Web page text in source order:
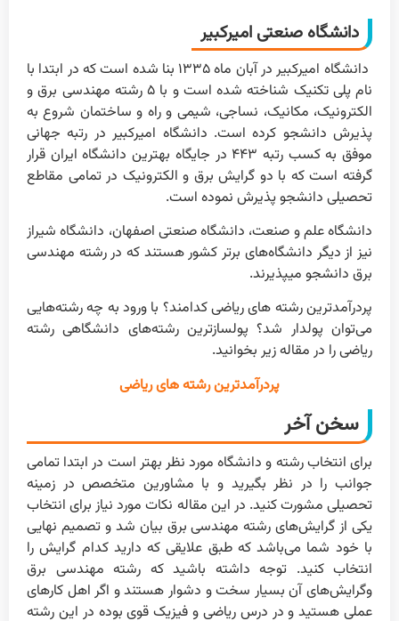
دانشگاه صنعتی امیرکبیر
دانشگاه امیرکبیر در آبان ماه ۱۳۳۵ بنا شده است که در ابتدا با
نام پلی تکنیک شناخته شده است و با ۵ رشته مهندسی برق و
الکترونیک، مکانیک، نساجی، شیمی و راه و ساختمان شروع به
پذیرش دانشجو کرده است. دانشگاه امیرکبیر در رتبه جهانی
موفق به کسب رتبه ۴۴۳ در جایگاه بهترین دانشگاه ایران قرار
گرفته است که با دو گرایش برق و الکترونیک در تمامی مقاطع
تحصیلی دانشجو پذیرش نموده است.
دانشگاه علم و صنعت، دانشگاه صنعتی اصفهان، دانشگاه شیراز
نیز از دیگر دانشگاه‌های برتر کشور هستند که در رشته مهندسی
برق دانشجو میپذیرند.
پردرآمدترین رشته های ریاضی کدامند؟ با ورود به چه رشته‌هایی
می‌توان پولدار شد؟ پولسازترین رشته‌های دانشگاهی رشته
ریاضی را در مقاله زیر بخوانید.
پردرآمدترین رشته های ریاضی
سخن آخر
برای انتخاب رشته و دانشگاه مورد نظر بهتر است در ابتدا تمامی
جوانب را در نظر بگیرید و با مشاورین متخصص در زمینه
تحصیلی مشورت کنید. در این مقاله نکات مورد نیاز برای انتخاب
یکی از گرایش‌های رشته مهندسی برق بیان شد و تصمیم نهایی
با خود شما می‌باشد که طبق علایقی که دارید کدام گرایش را
انتخاب کنید. توجه داشته باشید که رشته مهندسی برق
وگرایش‌های آن بسیار سخت و دشوار هستند و اگر اهل کارهای
عملی هستید و در درس ریاضی و فیزیک قوی بوده در این رشته